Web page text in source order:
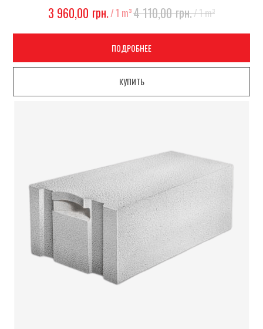
3 960,00 грн./1 m³4 110,00 грн./1 m³
ПОДРОБНЕЕ
КУПИТЬ